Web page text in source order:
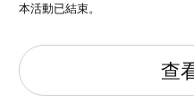
本活動已結束。
查